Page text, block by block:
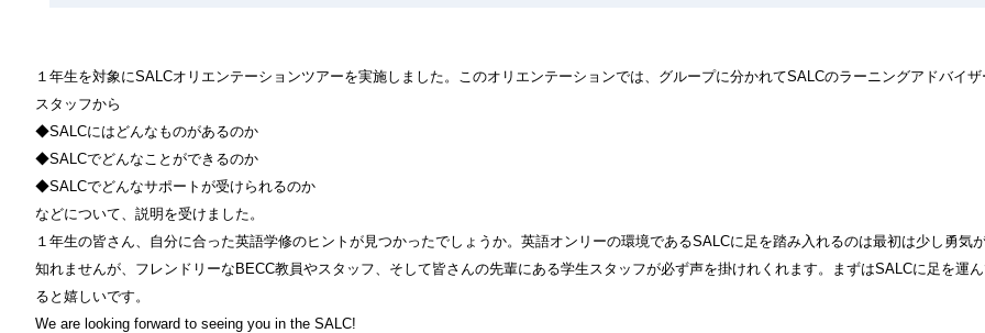
１年生を対象にSALCオリエンテーションツアーを実施しました。このオリエンテーションでは、グループに分かれてSALCのラーニングアドバイザ
スタッフから
◆SALCにはどんなものがあるのか
◆SALCでどんなことができるのか
◆SALCでどんなサポートが受けられるのか
などについて、説明を受けました。
１年生の皆さん、自分に合った英語学修のヒントが見つかったでしょうか。英語オンリーの環境であるSALCに足を踏み入れるのは最初は少し勇気
知れませんが、フレンドリーなBECC教員やスタッフ、そして皆さんの先輩にある学生スタッフが必ず声を掛けれくれます。まずはSALCに足を運ん
ると嬉しいです。
We are looking forward to seeing you in the SALC!